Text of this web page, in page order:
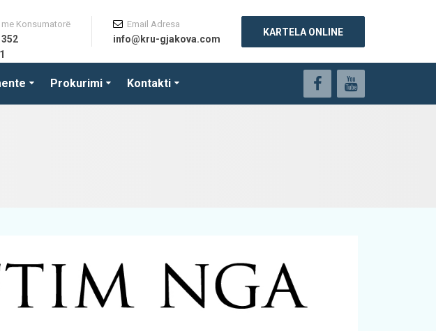
Prokurimi Kontakti
Konsumatorë Email Adresa
info@kru-gjakova.com
KARTELA ONLINE